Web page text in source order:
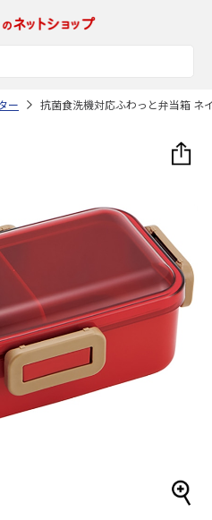
ー 抗菌食洗機対応ふわっと弁当箱 ネ